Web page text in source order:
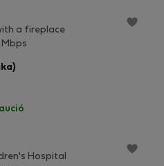
a fireplace
Hospital